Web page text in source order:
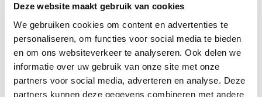
Deze website maakt gebruik van cookies
We gebruiken cookies om content en advertenties te
personaliseren, om functies voor social media te bieden
en om ons websiteverkeer te analyseren. Ook delen we
informatie over uw gebruik van onze site met onze
partners voor social media, adverteren en analyse. Deze
partners kunnen deze gegevens combineren met andere
van een intense blijdschap en vreugde
Jezus is gekomen om ons de Blijde
Boodschap te verkondigen en om ons zijn
vreugde door te geven, zodat onze vreugde
volkomen zal zijn (Joh 15,11). “Tot nu toe
hebben jullie niets in mijn naam gevraagd,